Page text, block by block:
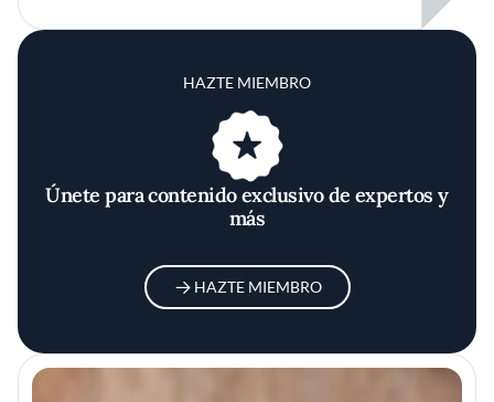
HAZTE MIEMBRO
Únete para contenido exclusivo de expertos y
más
HAZTE MIEMBRO